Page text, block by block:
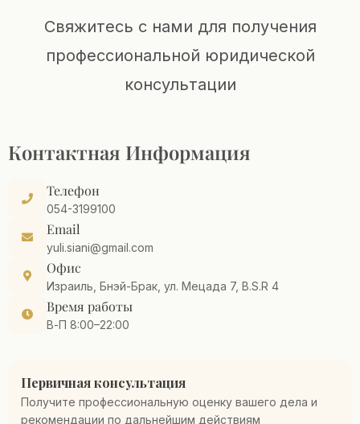
Свяжитесь с нами для получения
профессиональной юридической
консультации
Контактная Информация
Телефон
054-3199100
Email
yuli.siani@gmail.com
Офис
Израиль, Бнэй-Брак, ул. Мецада 7, B.S.R 4
Время работы
В-П 8:00–22:00
Первичная консультация
Получите профессиональную оценку вашего дела и
рекомендации по дальнейшим действиям